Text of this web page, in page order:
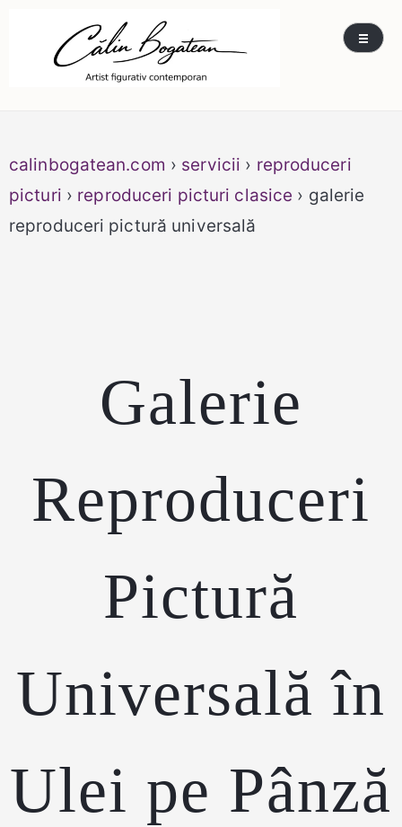
Călin Bogătean
Picturi originale, icoane contemporane pe lemn
și sticlă, portrete și restaurare artă – Călin
Bogătean
calinbogatean.com › servicii › reproduceri
picturi › reproduceri picturi clasice › galerie
reproduceri pictură universală
Galerie
Reproduceri
Pictură
Universală în
Ulei pe Pânză